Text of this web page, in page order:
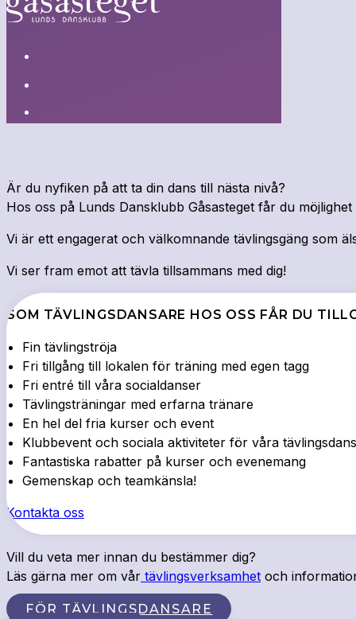
Är du nyfiken på att ta din dans till nästa nivå?
Hos oss på Lunds Dansklubb Gåsasteget får du
Vi är ett engagerat och välkomnande tävlingsgäng som
Vi ser fram emot att tävla tillsammans med dig!
SOM TÄVLINGSDANSARE HOS OSS FÅR DU
Fin tävlingströja
Fri tillgång till lokalen för träning med egen tagg
Fri entré till våra socialdanser
Tävlingsträningar med erfarna tränare
En hel del fria kurser och event
Klubbevent och sociala aktiviteter för våra
Fantastiska rabatter på kurser och evenemang
Gemenskap och teamkänsla!
Kontakta oss
Vill du veta mer innan du bestämmer dig?
Läs gärna mer om vår tävlingsverksamhet och
FÖR TÄVLINGSDANSARE